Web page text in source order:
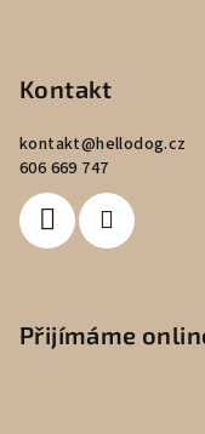
Kontakt
kontakt@hellodog.cz
606 669 747
Přijímáme